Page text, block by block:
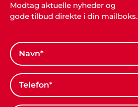
Modtag aktuelle nyheder og
gode tilbud direkte i din mailboks.